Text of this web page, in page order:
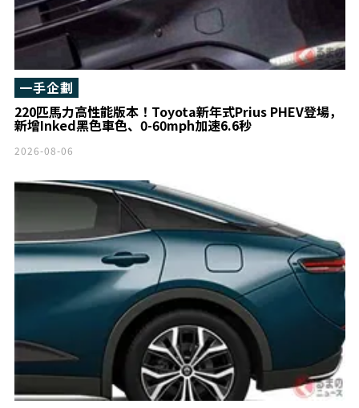
220匹馬力高性能版本！Toyota新年式Prius PHEV登場，
新增Inked黑色車色、0-60mph加速6.6秒
一手企劃
2026-08-06